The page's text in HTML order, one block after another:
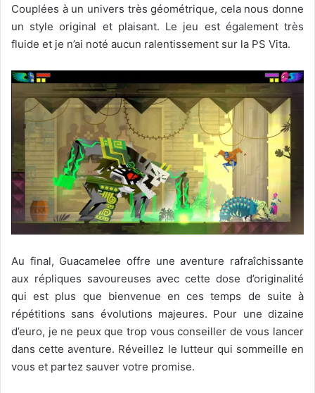
Couplées à un univers très géométrique, cela nous donne
un style original et plaisant. Le jeu est également très
fluide et je n’ai noté aucun ralentissement sur la PS Vita.
Au final, Guacamelee offre une aventure rafraîchissante
aux répliques savoureuses avec cette dose d’originalité
qui est plus que bienvenue en ces temps de suite à
répétitions sans évolutions majeures. Pour une dizaine
d’euro, je ne peux que trop vous conseiller de vous lancer
dans cette aventure. Réveillez le lutteur qui sommeille en
vous et partez sauver votre promise.